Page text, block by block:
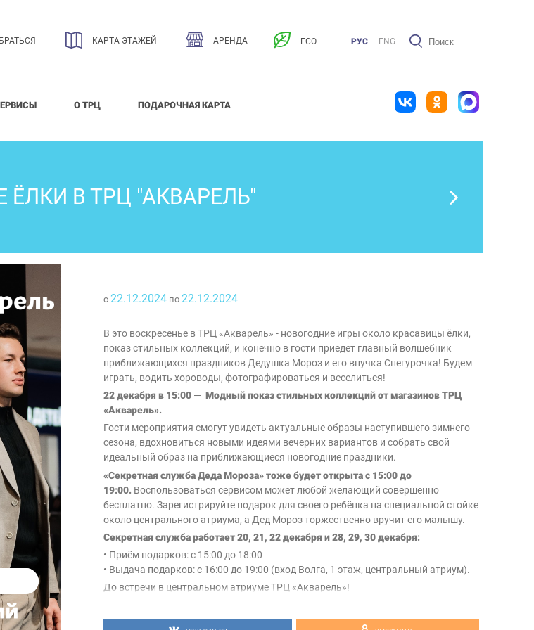
КАРТА ЭТАЖЕЙ АРЕНДА ECO РУС ENG
О ТРЦ ПОДАРОЧНАЯ КАРТА
В ТРЦ "АКВАРЕЛЬ"
с 22.12.2024 по 22.12.2024
В это воскресенье в ТРЦ «Акварель» - новогодние игры около красавицы ёлки,
показ стильных коллекций, и конечно в гости приедет главный волшебник
приближающихся праздников Дедушка Мороз и его внучка Снегурочка! Будем
играть, водить хороводы, фотографироваться и веселиться!
22 декабря в 15:00 — Модный показ стильных коллекций от магазинов ТРЦ
«Акварель».
Гости мероприятия смогут увидеть актуальные образы наступившего зимнего
сезона, вдохновиться новыми идеями вечерних вариантов и собрать свой
идеальный образ на приближающиеся новогодние праздники.
«Секретная служба Деда Мороза» тоже будет открыта с 15:00 до
19:00. Воспользоваться сервисом может любой желающий совершенно
бесплатно. Зарегистрируйте подарок для своего ребёнка на специальной стойке
около центрального атриума, а Дед Мороз торжественно вручит его малышу.
Секретная служба работает 20, 21, 22 декабря и 28, 29, 30 декабря:
• Приём подарков: с 15:00 до 18:00
• Выдача подарков: с 16:00 до 19:00 (вход Волга, 1 этаж, центральный атриум).
До встречи в центральном атриуме ТРЦ «Акварель»!